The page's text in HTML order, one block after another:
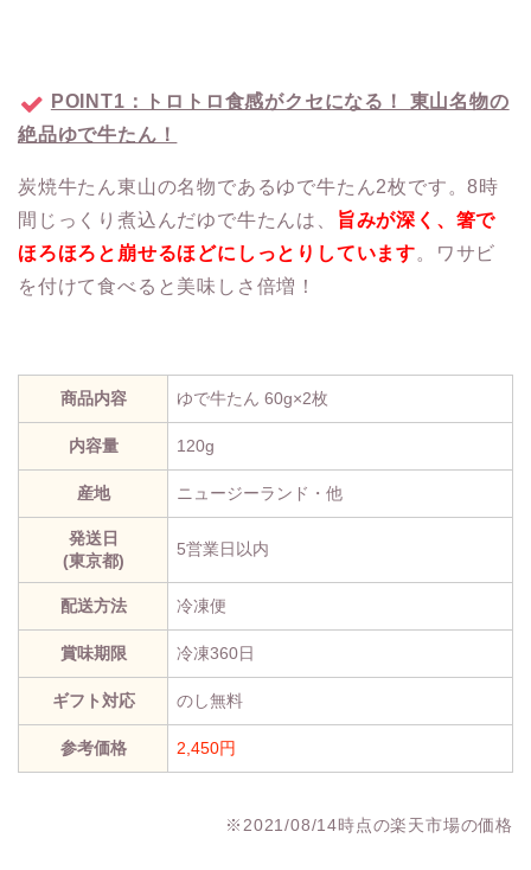
POINT1：トロトロ食感がクセになる！ 東山名物の
絶品ゆで牛たん！
炭焼牛たん東山の名物であるゆで牛たん2枚です。8時
間じっくり煮込んだゆで牛たんは、
旨みが深く、箸で
ほろほろと崩せるほどにしっとりしています。ワサビ
を付けて食べると美味しさ倍増！
商品内容 ゆで牛たん 60g×2枚
内容量 120g
産地 ニュージーランド・他
発送日
(東京都)
5営業日以内
配送方法 冷凍便
賞味期限 冷凍360日
ギフト対応 のし無料
参考価格 2,450円
※2021/08/14時点の楽天市場の価格